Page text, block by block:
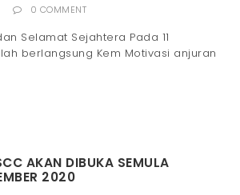
0 COMMENT
Selamat Sejahtera Pada 11
berlangsung Kem Motivasi anjuran
AKAN DIBUKA SEMULA
2020